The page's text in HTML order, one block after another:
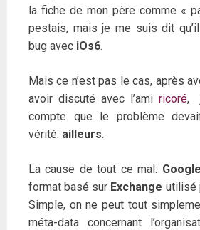
la fiche de mon père comme «
pestais, mais je me suis dit
bug avec iOs6.
Mais ce n’est pas le cas, après
avoir discuté avec l’ami ricoré,
compte que le problème
vérité: ailleurs.
La cause de tout ce mal: Google
format basé sur Exchange utilisé
Simple, on ne peut tout
méta-data concernant